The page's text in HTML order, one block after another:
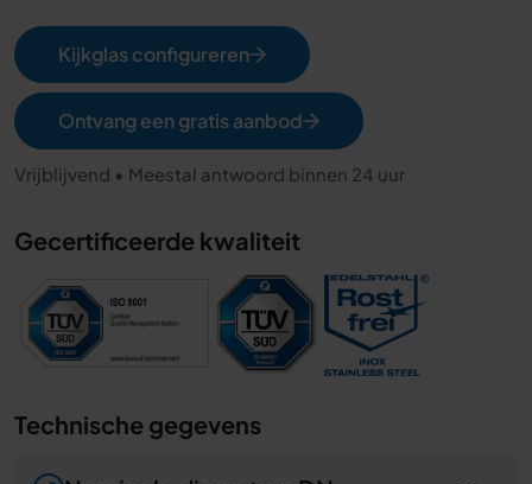
Kijkglas configureren
Ontvang een gratis aanbod
Vrijblijvend • Meestal antwoord binnen 24 uur
Gecertificeerde kwaliteit
Technische gegevens